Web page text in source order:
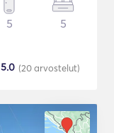
5 5
(20arvostelut)
5.0